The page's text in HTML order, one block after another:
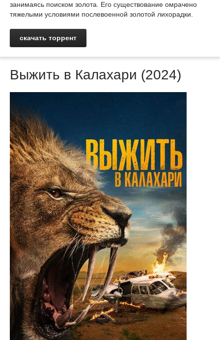
занимаясь поиском золота. Его существование омрачено
тяжелыми условиями послевоенной золотой лихорадки.
скачать торрент
Выжить в Калахари (2024)